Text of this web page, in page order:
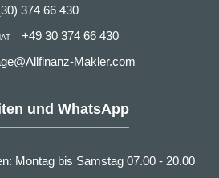
374 66 430
+49 30 374 66 430
Makler.com
und WhatsApp
Montag bis Samstag 07.00 - 20.00